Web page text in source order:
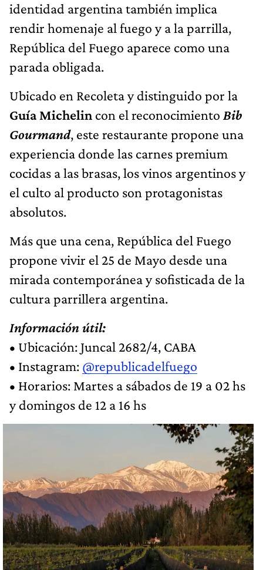
identidad argentina también implica
rendir homenaje al fuego y a la parrilla,
República del Fuego aparece como una
parada obligada.
Ubicado en Recoleta y distinguido por la
Guía Michelin con el reconocimiento Bib
Gourmand, este restaurante propone una
experiencia donde las carnes premium
cocidas a las brasas, los vinos argentinos y
el culto al producto son protagonistas
absolutos.
Más que una cena, República del Fuego
propone vivir el 25 de Mayo desde una
mirada contemporánea y sofisticada de la
cultura parrillera argentina.
Información útil:
• Ubicación: Juncal 2682/4, CABA
• Instagram: @republicadelfuego
• Horarios: Martes a sábados de 19 a 02 hs
y domingos de 12 a 16 hs